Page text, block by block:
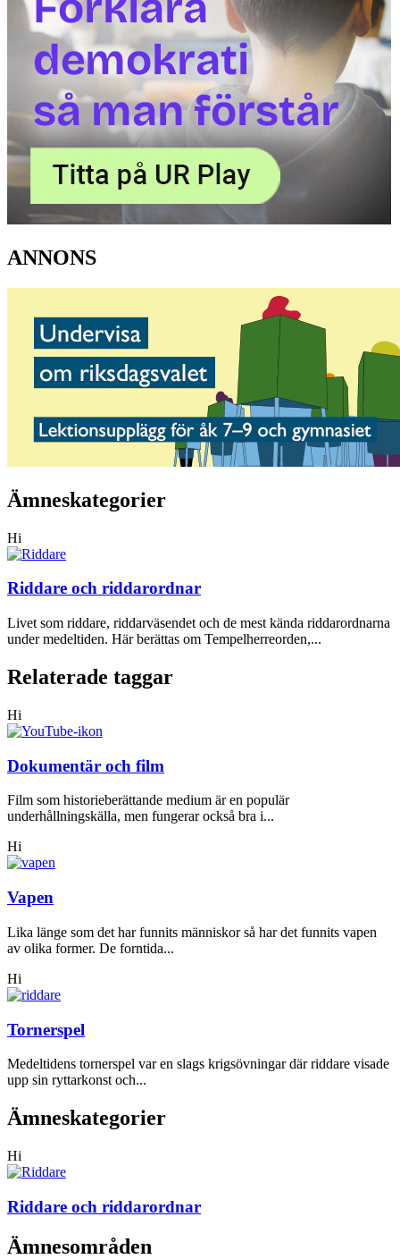
ANNONS
Ämneskategorier
Hi
Riddare och riddarordnar
Livet som riddare, riddarväsendet och de mest kända riddarordnarna
under medeltiden. Här berättas om Tempelherreorden,...
Relaterade taggar
Hi
Dokumentär och film
Film som historieberättande medium är en populär
underhållningskälla, men fungerar också bra i...
Hi
Vapen
Lika länge som det har funnits människor så har det funnits vapen
av olika former. De forntida...
Hi
Tornerspel
Medeltidens tornerspel var en slags krigsövningar där riddare visade
upp sin ryttarkonst och...
Ämneskategorier
Hi
Riddare och riddarordnar
Ämnesområden